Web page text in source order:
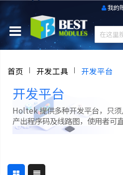
我的
首页 开发工具 开发平台
开发平台
Holtek 提供多种开发平台，只
产出程序码及线路图，使用者可